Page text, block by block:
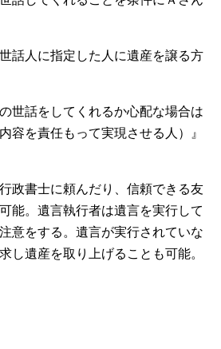
話人に指定した人に遺産を譲る方
世話をしてくれるか心配な場合は
容を責任もって実現させる人）』
政書士に頼んだり、信頼できる友
能。遺言執行者は遺言を実行して
意をする。遺言が実行されていな
し遺産を取り上げることも可能。